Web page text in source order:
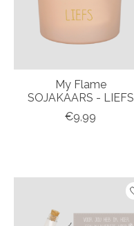
My Flame
SOJAKAARS - LIEFS
€9,99